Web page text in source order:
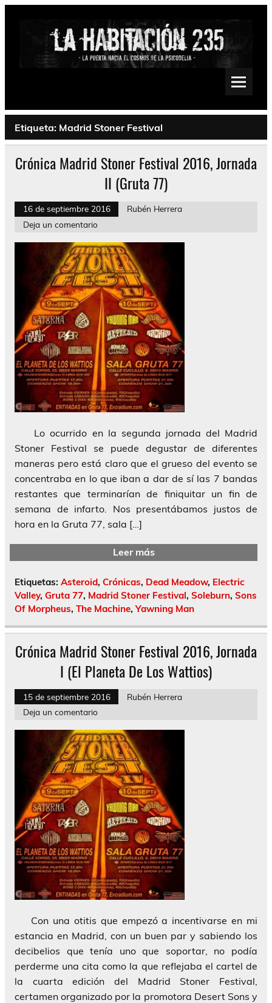
Saltar
Psychedelic, Stoner, Doom, Sludge, Fuzz, Space, Drone
Etiqueta: Madrid Stoner Festival
Crónica Madrid Stoner Festival 2016, Jornada
II (Gruta 77)
16 de septiembre 2016
Rubén Herrera
Deja un comentario
Lo ocurrido en la segunda jornada del Madrid
Stoner Festival se puede degustar de diferentes
maneras pero está claro que el grueso del evento se
concentraba en lo que iban a dar de sí las 7 bandas
restantes que terminarían de finiquitar un fin de
semana de infarto. Nos presentábamos justos de
hora en la Gruta 77, sala […]
Leer más
Etiquetas: Asteroid, Crónicas, Dead Meadow, Electric
Valley, Gruta 77, Madrid Stoner Festival, Soleburn, Sons
Of Morpheus, The Machine,Yawning Man
Crónica Madrid Stoner Festival 2016, Jornada
I (El Planeta De Los Wattios)
15 de septiembre 2016
Rubén Herrera
Deja un comentario
Con una otitis que empezó a incentivarse en mi
estancia en Madrid, con un buen par y sabiendo los
decibelios que tenía uno que soportar, no podía
perderme una cita como la que reflejaba el cartel de
la cuarta edición del Madrid Stoner Festival,
certamen organizado por la promotora Desert Sons y